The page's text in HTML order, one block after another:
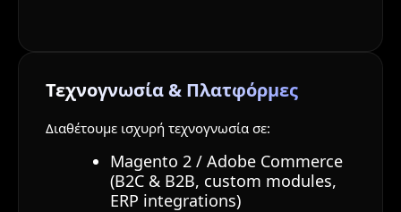
Τεχνογνωσία & Πλατφόρμες
Διαθέτουμε ισχυρή τεχνογνωσία σε:
Magento 2 / Adobe Commerce
(B2C & B2B, custom modules,
ERP integrations)